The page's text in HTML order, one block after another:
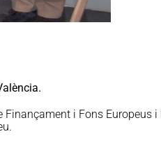
i Fons Europeus i